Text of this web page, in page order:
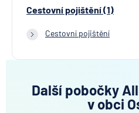
Cestovní pojištění (1)
Cestovní pojištění
Další pobočky
v obci